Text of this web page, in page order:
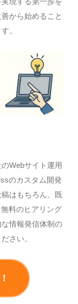
から始めること
。
Webサイト運用
のカスタム開発
はもちろん、既
料のヒアリング
情報発信体制の
さい。